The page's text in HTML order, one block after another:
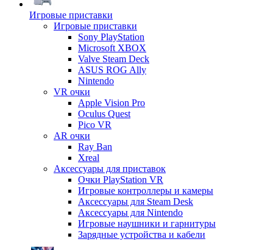
Игровые приставки
Игровые приставки
Sony PlayStation
Microsoft XBOX
Valve Steam Deck
ASUS ROG Ally
Nintendo
VR очки
Apple Vision Pro
Oculus Quest
Pico VR
AR очки
Ray Ban
Xreal
Аксессуары для приставок
Очки PlayStation VR
Игровые контроллеры и камеры
Аксессуары для Steam Desk
Аксессуары для Nintendo
Игровые наушники и гарнитуры
Зарядные устройства и кабели